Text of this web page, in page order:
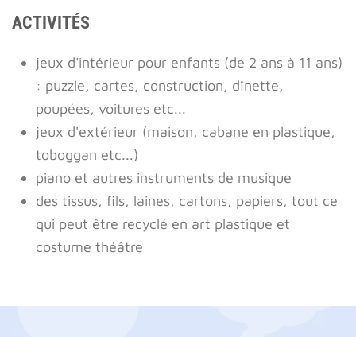
ACTIVITÉS
jeux d'intérieur pour enfants (de 2 ans à 11 ans)
: puzzle, cartes, construction, dînette,
poupées, voitures etc...
jeux d'extérieur (maison, cabane en plastique,
toboggan etc...)
piano et autres instruments de musique
des tissus, fils, laines, cartons, papiers, tout ce
qui peut être recyclé en art plastique et
costume théâtre